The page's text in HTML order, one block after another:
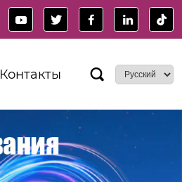
    
Контакты 